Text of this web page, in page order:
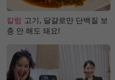
칼럼 고기, 달걀로만 단백질 보
충 안 해도 돼요!